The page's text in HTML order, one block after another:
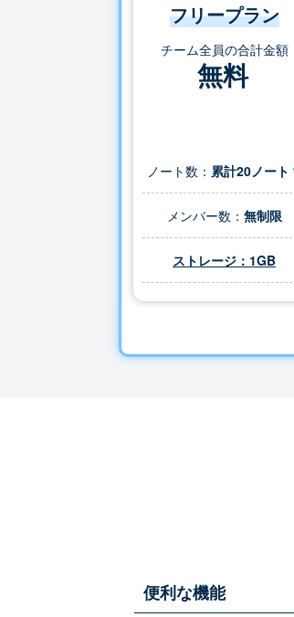
フリープラン
チーム全員の合計金額
無料
ノート数： 累計20ノート
メンバー数： 無制限
ストレージ：1GB
便利な機能